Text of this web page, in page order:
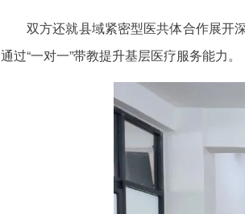
双方还就县域紧密型医共体合作展开
通过“一对一”带教提升基层医疗服务能力。